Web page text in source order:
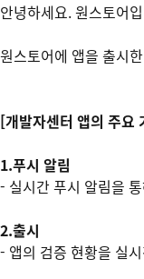
안녕하세요. 원스토어
원스토어에 앱을 출시
[개발자센터 앱의 주요
1.푸시 알림
- 실시간 푸시 알림을
2.출시
- 앱의 검증 현황을 실